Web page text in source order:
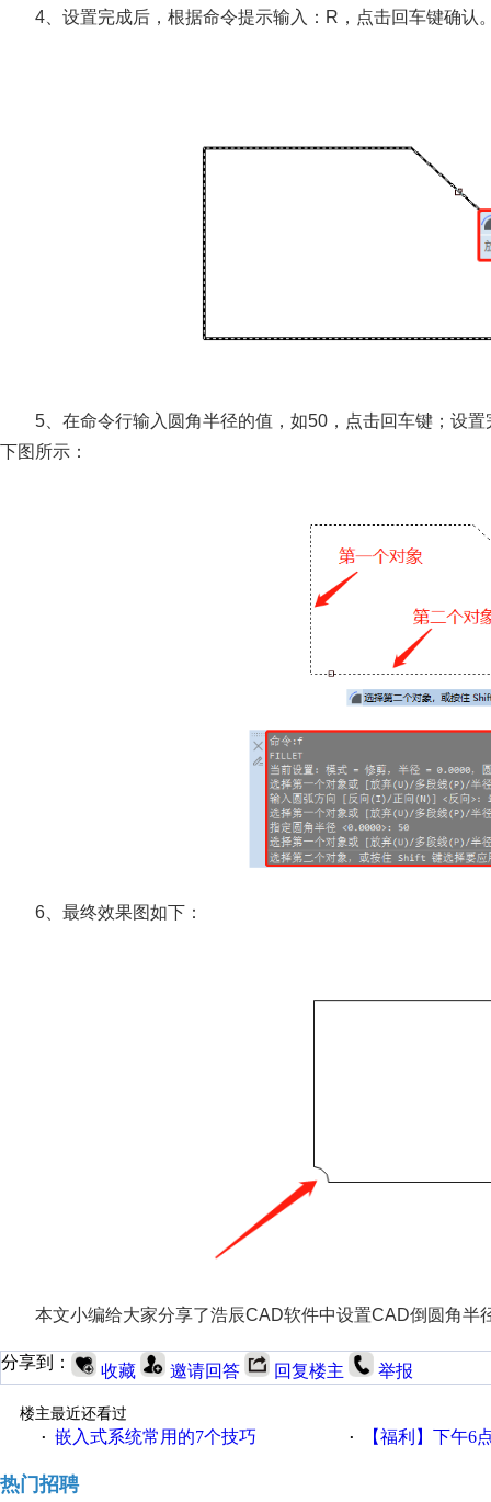
4、设置完成后，根据命令提示输入：R，点击回车键确认
5、在命令行输入圆角半径的值，如50，点击回车键；设
下图所示：
6、最终效果图如下：
本文小编给大家分享了浩辰CAD软件中设置CAD倒圆角半
分享到： 收藏 邀请回答 回复楼主 举报
楼主最近还看过
· 嵌入式系统常用的7个技巧 · 【福利】下午6点论坛大
热门招聘